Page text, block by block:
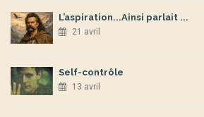
L’aspiration...Ainsi parlait ...
21 avril
Self-contrôle
13 avril